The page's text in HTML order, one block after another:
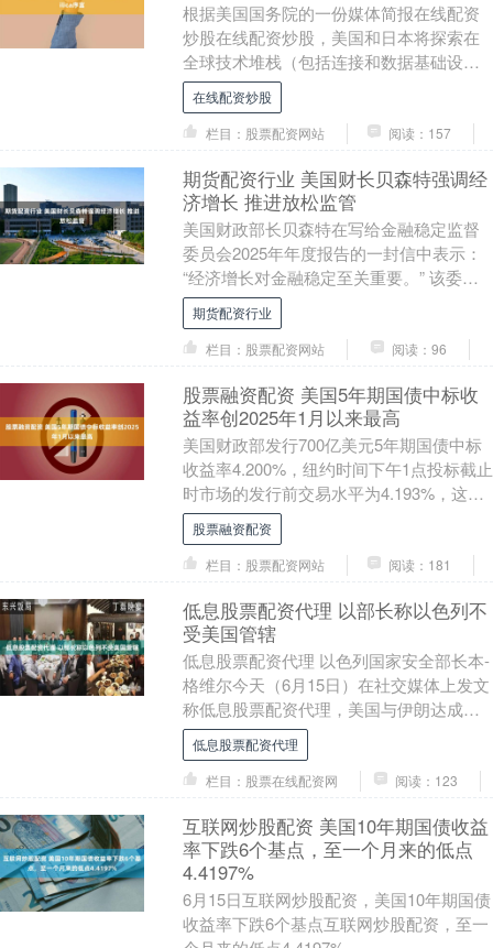
根据美国国务院的一份媒体简报在线配资
炒股在线配资炒股，美国和日本将探索在
全球技术堆栈（包括连接和数据基础设
施）的旗舰项目上开展合作的机会。项目
还将涵盖半导体、先....
在线配资炒股
栏目：股票配资网站
阅读：157
期货配资行业 美国财长贝森特强调经
济增长 推进放松监管
美国财政部长贝森特在写给金融稳定监督
委员会2025年年度报告的一封信中表示：
“经济增长对金融稳定至关重要。” 该委员
会是为应对2008年金融危机而成立的监管
机构....
期货配资行业
栏目：股票配资网站
阅读：96
股票融资配资 美国5年期国债中标收
益率创2025年1月以来最高
美国财政部发行700亿美元5年期国债中标
收益率4.200%，纽约时间下午1点投标截止
时市场的发行前交易水平为4.193%，这表
明市场需求略低于预期。中标收益率创....
股票融资配资
栏目：股票配资网站
阅读：181
低息股票配资代理 以部长称以色列不
受美国管辖
低息股票配资代理 以色列国家安全部长本-
格维尔今天（6月15日）在社交媒体上发文
称低息股票配资代理，美国与伊朗达成的
谅解备忘录对以色列“没有约束力”。本-格
维尔....
低息股票配资代理
栏目：股票在线配资网
阅读：123
互联网炒股配资 美国10年期国债收益
率下跌6个基点，至一个月来的低点
4.4197%
6月15日互联网炒股配资，美国10年期国债
收益率下跌6个基点互联网炒股配资，至一